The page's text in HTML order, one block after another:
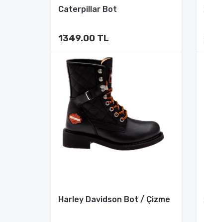
Caterpillar Bot
1349.00 TL
Harley Davidson Bot / Çizme